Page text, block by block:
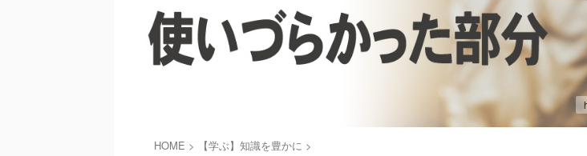
HOME > 【学ぶ】知識を豊かに >